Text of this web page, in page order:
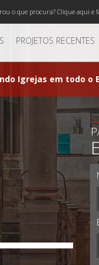
o que procura? Clique aqui e
PROJETOS RECENTES
Igrejas em todo o